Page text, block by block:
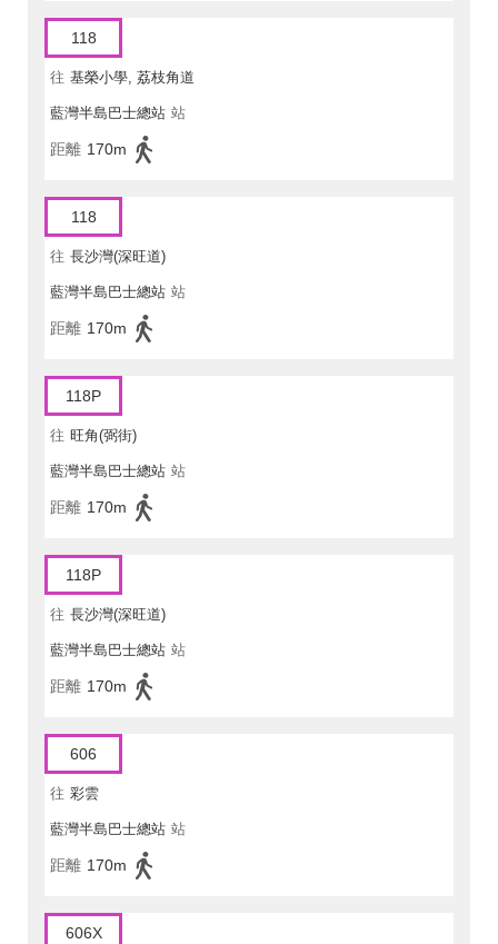
118
往 基榮小學, 荔枝角道
藍灣半島巴士總站 站
距離 170m
118
往 長沙灣(深旺道)
藍灣半島巴士總站 站
距離 170m
118P
往 旺角(弼街)
藍灣半島巴士總站 站
距離 170m
118P
往 長沙灣(深旺道)
藍灣半島巴士總站 站
距離 170m
606
往 彩雲
藍灣半島巴士總站 站
距離 170m
606X